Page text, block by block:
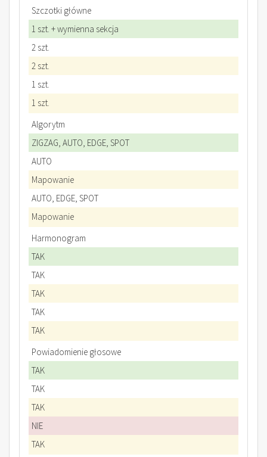
Szczotki główne
1 szt. + wymienna sekcja
2 szt.
2 szt.
1 szt.
1 szt.
Algorytm
ZIGZAG, AUTO, EDGE, SPOT
AUTO
Mapowanie
AUTO, EDGE, SPOT
Mapowanie
Harmonogram
TAK
TAK
TAK
TAK
TAK
Powiadomienie głosowe
TAK
TAK
TAK
NIE
TAK